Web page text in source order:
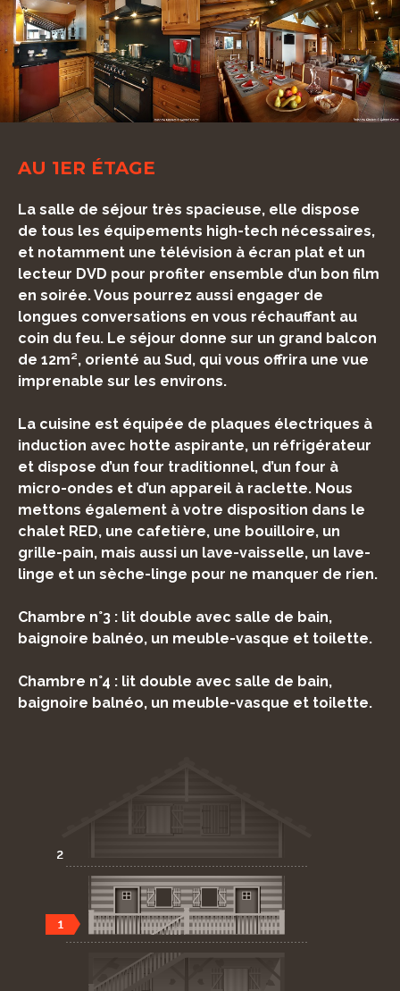
AU 1ER ÉTAGE
La salle de séjour très spacieuse, elle dispose
de tous les équipements high-tech nécessaires,
et notamment une télévision à écran plat et un
lecteur DVD pour profiter ensemble d’un bon film
en soirée. Vous pourrez aussi engager de
longues conversations en vous réchauffant au
coin du feu. Le séjour donne sur un grand balcon
de 12m², orienté au Sud, qui vous offrira une vue
imprenable sur les environs.
La cuisine est équipée de plaques électriques à
induction avec hotte aspirante, un réfrigérateur
et dispose d’un four traditionnel, d’un four à
micro-ondes et d’un appareil à raclette. Nous
mettons également à votre disposition dans le
chalet RED, une cafetière, une bouilloire, un
grille-pain, mais aussi un lave-vaisselle, un lave-
linge et un sèche-linge pour ne manquer de rien.
Chambre n°3 : lit double avec salle de bain,
baignoire balnéo, un meuble-vasque et toilette.
Chambre n°4 : lit double avec salle de bain,
baignoire balnéo, un meuble-vasque et toilette.